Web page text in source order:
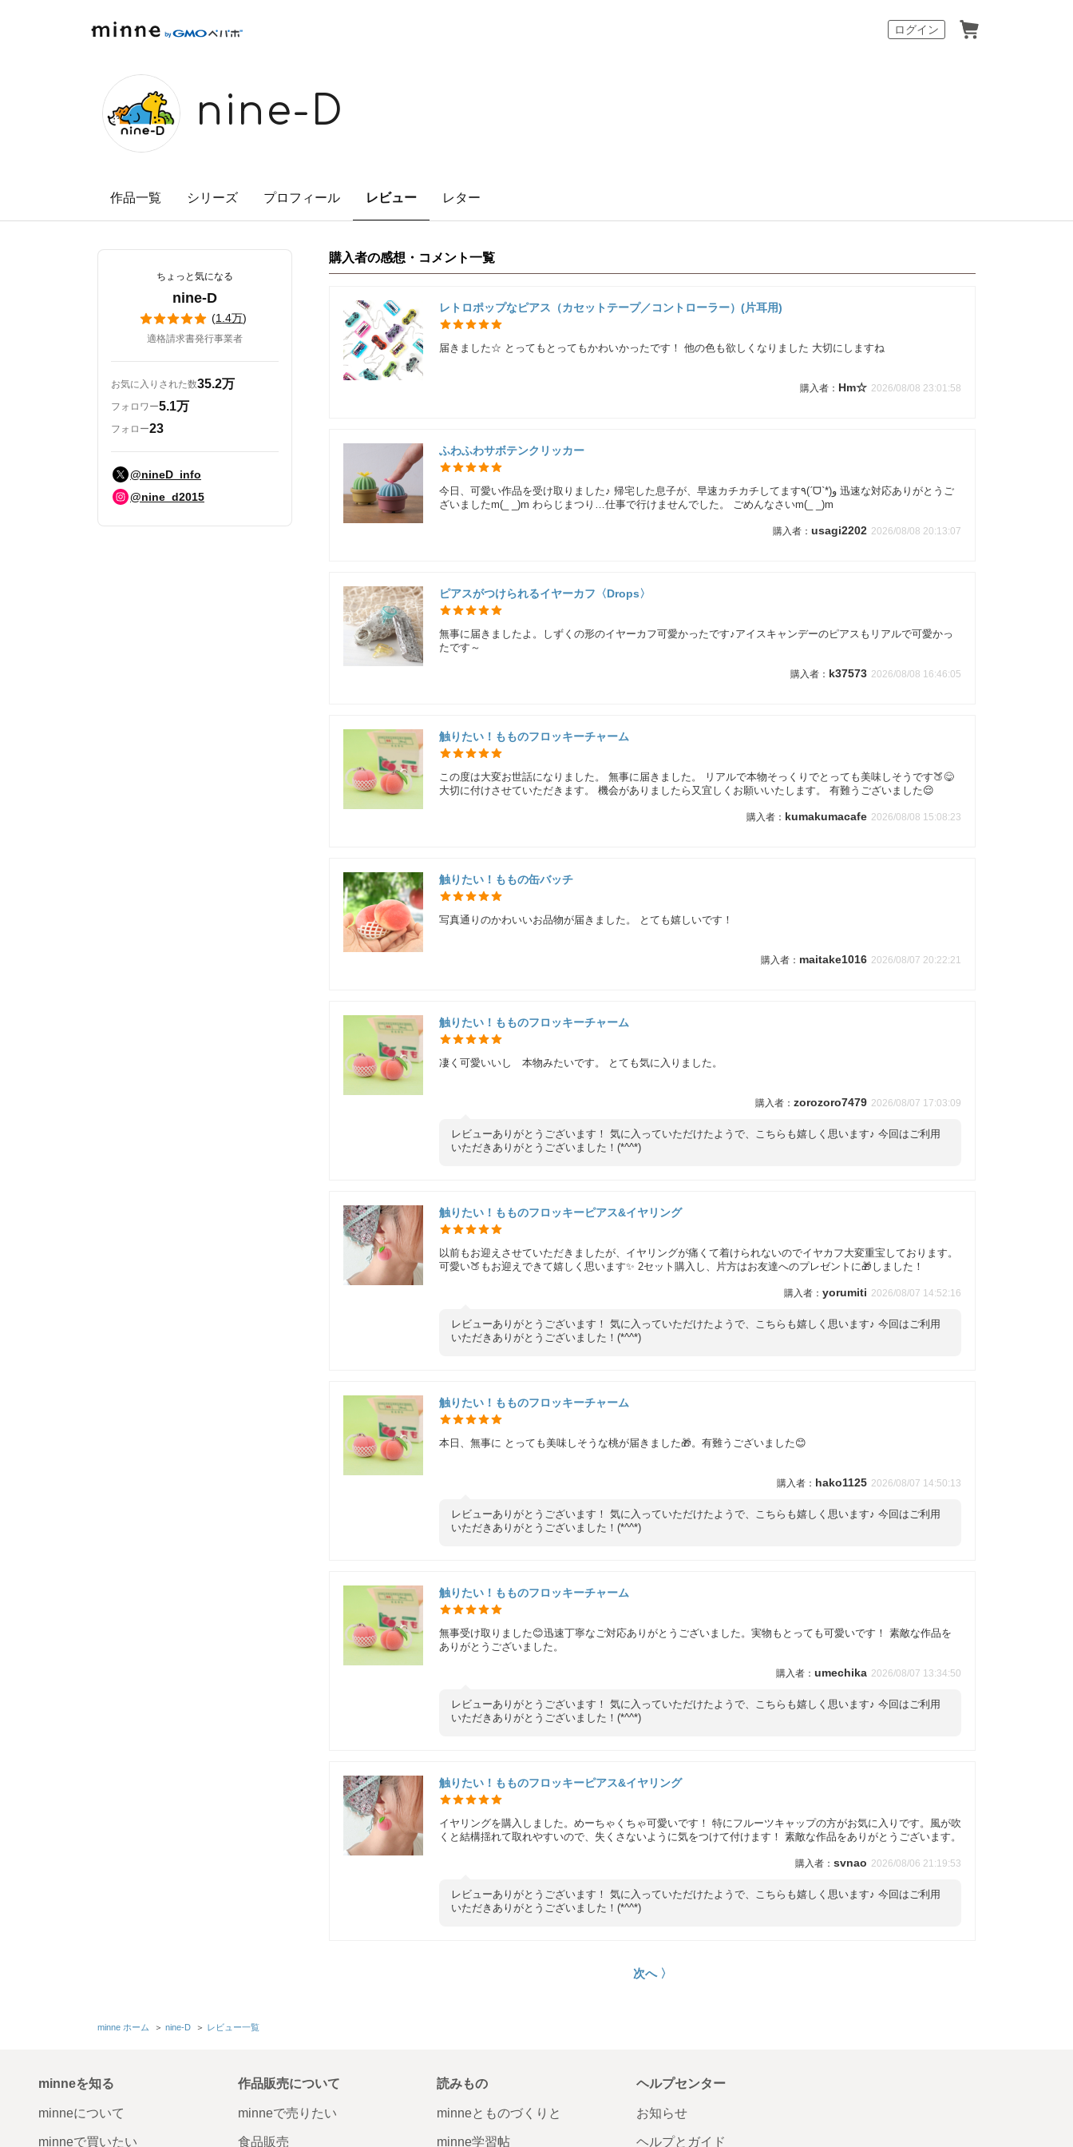
ログイン
nine-D
作品一覧 シリーズ プロフィール レビュー レター
ちょっと気になる
nine-D
(1.4万)
適格請求書発行事業者
お気に入りされた数35.2万
フォロワー5.1万
フォロー23
@nineD_info
@nine_d2015
購入者の感想・コメント一覧
レトロポップなピアス（カセットテープ／コントローラー）(片耳用)
届きました☆ とってもとってもかわいかったです！ 他の色も欲しくなりました 大切にしますね
Hm☆ 2026/08/08 23:01:58
ふわふわサボテンクリッカー
今日、可愛い作品を受け取りました♪ 帰宅した息子が、早速カチカチしてます٩(ˊᗜˋ*)و 迅速な対応ありがとうご
ざいましたm(_ _)m わらじまつり…仕事で行けませんでした。 ごめんなさいm(_ _)m
usagi2202 2026/08/08 20:13:07
ピアスがつけられるイヤーカフ〈Drops〉
無事に届きましたよ。しずくの形のイヤーカフ可愛かったです♪アイスキャンデーのピアスもリアルで可愛かっ
たです～
k37573 2026/08/08 16:46:05
触りたい！もものフロッキーチャーム
この度は大変お世話になりました。 無事に届きました。 リアルで本物そっくりでとっても美味しそうです🍑😋
大切に付けさせていただきます。 機会がありましたら又宜しくお願いいたします。 有難うございました😌
kumakumacafe 2026/08/08 15:08:23
触りたい！ももの缶バッチ
写真通りのかわいいお品物が届きました。 とても嬉しいです！
maitake1016 2026/08/07 20:22:21
触りたい！もものフロッキーチャーム
凄く可愛いいし 本物みたいです。 とても気に入りました。
zorozoro7479 2026/08/07 17:03:09
レビューありがとうございます！ 気に入っていただけたようで、こちらも嬉しく思います♪ 今回はご利用
いただきありがとうございました！(*^^*)
触りたい！もものフロッキーピアス&イヤリング
以前もお迎えさせていただきましたが、イヤリングが痛くて着けられないのでイヤカフ大変重宝しております。
可愛い🍑もお迎えできて嬉しく思います✨️ 2セット購入し、片方はお友達へのプレゼントに🎁しました！
yorumiti 2026/08/07 14:52:16
レビューありがとうございます！ 気に入っていただけたようで、こちらも嬉しく思います♪ 今回はご利用
いただきありがとうございました！(*^^*)
触りたい！もものフロッキーチャーム
本日、無事に とっても美味しそうな桃が届きました🎁。有難うございました😊
hako1125 2026/08/07 14:50:13
レビューありがとうございます！ 気に入っていただけたようで、こちらも嬉しく思います♪ 今回はご利用
いただきありがとうございました！(*^^*)
触りたい！もものフロッキーチャーム
無事受け取りました😊迅速丁寧なご対応ありがとうございました。実物もとっても可愛いです！ 素敵な作品を
ありがとうございました。
umechika 2026/08/07 13:34:50
レビューありがとうございます！ 気に入っていただけたようで、こちらも嬉しく思います♪ 今回はご利用
いただきありがとうございました！(*^^*)
触りたい！もものフロッキーピアス&イヤリング
イヤリングを購入しました。めーちゃくちゃ可愛いです！ 特にフルーツキャップの方がお気に入りです。風が吹
くと結構揺れて取れやすいので、失くさないように気をつけて付けます！ 素敵な作品をありがとうございます。
svnao 2026/08/06 21:19:53
レビューありがとうございます！ 気に入っていただけたようで、こちらも嬉しく思います♪ 今回はご利用
いただきありがとうございました！(*^^*)
次へ 〉
minne ホーム ＞ nine-D ＞ レビュー一覧
minneを知る
minneについて
minneで買いたい
作品販売について
minneで売りたい
食品販売
読みもの
minneとものづくりと
minne学習帖
ヘルプセンター
お知らせ
ヘルプとガイド